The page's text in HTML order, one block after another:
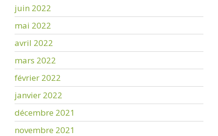
juin 2022
mai 2022
avril 2022
mars 2022
février 2022
janvier 2022
décembre 2021
novembre 2021